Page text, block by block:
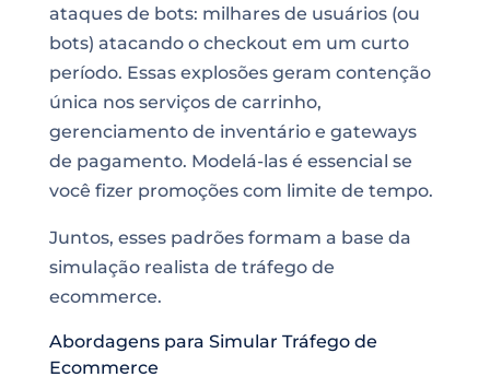
ataques de bots: milhares de usuários (ou
bots) atacando o checkout em um curto
período. Essas explosões geram contenção
única nos serviços de carrinho,
gerenciamento de inventário e gateways
de pagamento. Modelá-las é essencial se
você fizer promoções com limite de tempo.
Juntos, esses padrões formam a base da
simulação realista de tráfego de
ecommerce.
Abordagens para Simular Tráfego de
Ecommerce